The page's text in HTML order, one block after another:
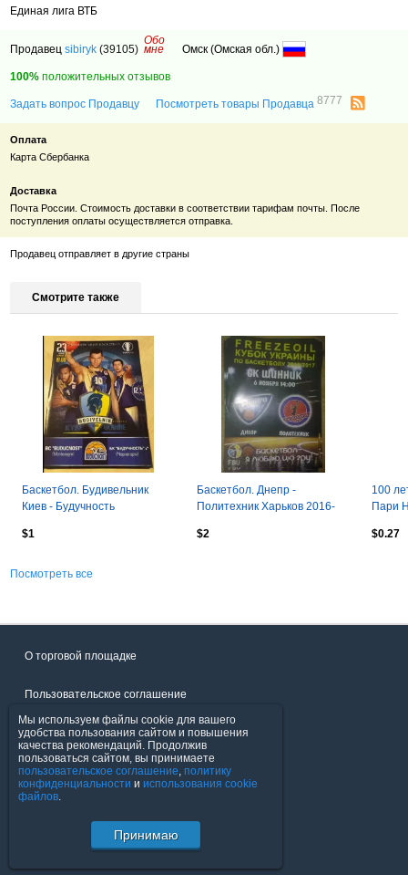
Единая лига ВТБ
Продавецsibiryk (39105)
Обо
мне Омск (Омская обл.)
100% положительных отзывов
Задать вопрос Продавцу Посмотреть товары Продавца8777
Оплата
Карта Сбербанка
Доставка
Почта России. Стоимость доставки в соответствии тарифам почты. После
поступления оплаты осуществляется отправка.
Продавец отправляет в другие страны
Смотрите также
Баскетбол. Будивельник
Киев - Будучность
$1
Баскетбол. Днепр -
Политехник Харьков 2016-
$2
100
Пари
$0.27
Посмотреть все
О торговой площадке
Пользовательское соглашение
Политика конфиденциальности
Продавцы
© FavoritMarket.com
Мы используем файлы cookie для вашего
удобства пользования сайтом и повышения
качества рекомендаций. Продолжив
пользоваться сайтом, вы принимаете
пользовательское соглашение, политику
конфиденциальности и использования cookie
файлов.
Принимаю